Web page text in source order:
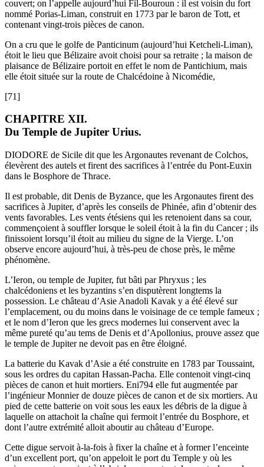
couvert; on l’appelle aujourd’hui Fil-Bouroun : il est voisin du fort
nommé Porias-Liman, construit en 1773 par le baron de Tott, et
contenant vingt-trois pièces de canon.
On a cru que le golfe de Panticinum (aujourd’hui Ketcheli-Liman),
étoit le lieu que Bélizaire avoit choisi pour sa retraite ; la maison de
plaisance de Bélizaire portoit en effet le nom de Pantichium, mais
elle étoit située sur la route de Chalcédoine à Nicomédie,
[71]
CHAPITRE XII.
Du Temple de Jupiter Urius.
DIODORE de Sicile dit que les Argonautes revenant de Colchos,
élevèrent des autels et firent des sacrifices à l’entrée du Pont-Euxin
dans le Bosphore de Thrace.
Il est probable, dit Denis de Byzance, que les Argonautes firent des
sacrifices à Jupiter, d’après les conseils de Phinée, afin d’obtenir des
vents favorables. Les vents étésiens qui les retenoient dans sa cour,
commençoient à souffler lorsque le soleil étoit à la fin du Cancer ; ils
finissoient lorsqu’il étoit au milieu du signe de la Vierge. L’on
observe encore aujourd’hui, à très-peu de chose près, le même
phénomène.
L’Ieron, ou temple de Jupiter, fut bâti par Phryxus ; les
chalcédoniens et les byzantins s’en disputèrent longtems la
possession. Le château d’Asie Anadoli Kavak y a été élevé sur
l’emplacement, ou du moins dans le voisinage de ce temple fameux ;
et le nom d’Ieron que les grecs modernes lui conservent avec la
même pureté qu’au tems de Denis et d’Apollonius, prouve assez que
le temple de Jupiter ne devoit pas en être éloigné.
La batterie du Kavak d’Asie a été construite en 1783 par Toussaint,
sous les ordres du capitan Hassan-Pacha. Elle contenoit vingt-cinq
pièces de canon et huit mortiers. Eni794 elle fut augmentée par
l’ingénieur Monnier de douze pièces de canon et de six mortiers. Au
pied de cette batterie on voit sous les eaux les débris de la digue à
laquelle on attachoit la chaîne qui fermoit l’entrée du Bosphore, et
dont l’autre extrémité alloit aboutir au château d’Europe.
Cette digue servoit à-la-fois à fixer la chaîne et à former l’enceinte
d’un excellent port, qu’on appeloit le port du Temple y où les